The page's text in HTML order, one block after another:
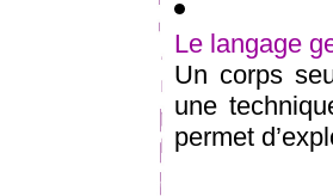
Le langage
Un corps
une
permet